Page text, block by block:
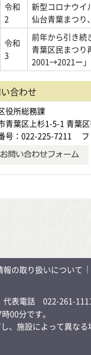
令和
2
新型コロナウイ
仙台青葉まつり
令和
3
前年から引き続
青葉区民まつ
2001→2021ー
合わせ
役所総務課
青葉区上杉1-5-1 青葉
号：022-225-7211
報の取り扱いについて
代表電話 022-261-
00分です。
、施設によって異なる